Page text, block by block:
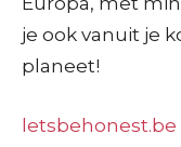
je ook vanuit je
planeet!
letsbehonest.be